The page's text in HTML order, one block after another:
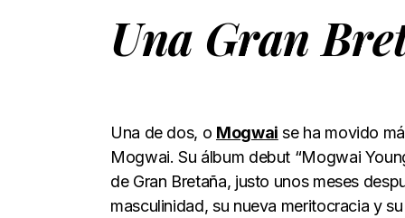
Una Gran
Una de dos, o Mogwai se ha movido
Mogwai. Su álbum debut “Mogwai
de Gran Bretaña, justo unos meses
masculinidad, su nueva meritocracia y